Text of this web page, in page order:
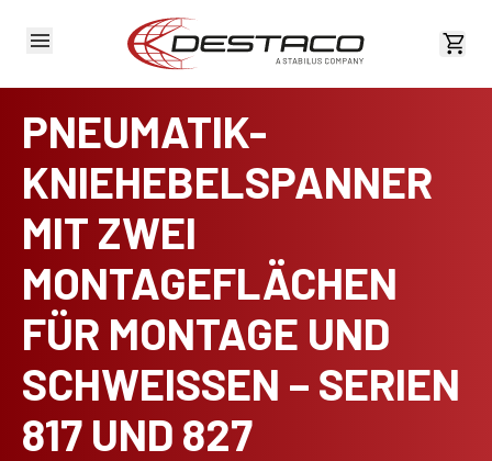
PNEUMATIK-
KNIEHEBELSPANNER
MIT ZWEI
MONTAGEFLÄCHEN
FÜR MONTAGE UND
SCHWEISSEN – SERIEN
817 UND 827